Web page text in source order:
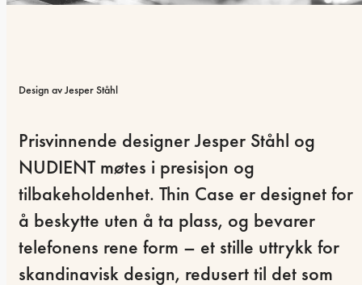
Design av Jesper Ståhl
Prisvinnende designer Jesper Ståhl og
NUDIENT møtes i presisjon og
tilbakeholdenhet. Thin Case er designet for
å beskytte uten å ta plass, og bevarer
telefonens rene form – et stille uttrykk for
skandinavisk design, redusert til det som